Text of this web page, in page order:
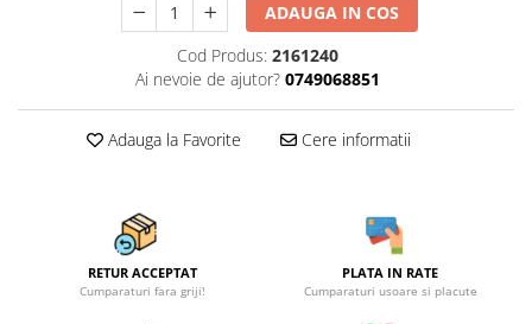
Sarma constructii
Scule, unelte si masini
Sfoara si franghii
Suruburi, dibluri si accesorii
Aplice si plafoniere
Lustre si pendule
ADAUGA IN COS
Cod Produs: 2161240
Ai nevoie de ajutor? 0749068851
Adauga la Favorite Cere informatii
RETUR ACCEPTAT
Cumparaturi fara griji!
PLATA IN RATE
Cumparaturi usoare si placute